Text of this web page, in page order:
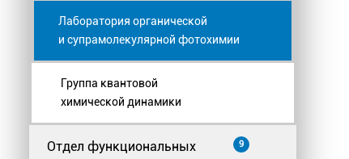
Лаборатория органической
и супрамолекулярной фотохимии
Группа квантовой
химической динамики
Отдел функциональных
9